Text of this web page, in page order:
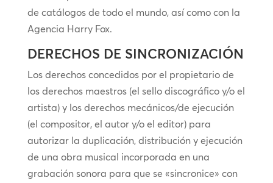
de catálogos de todo el mundo, así como con la
Agencia Harry Fox.
DERECHOS DE SINCRONIZACIÓN
Los derechos concedidos por el propietario de
los derechos maestros (el sello discográfico y/o el
artista) y los derechos mecánicos/de ejecución
(el compositor, el autor y/o el editor) para
autorizar la duplicación, distribución y ejecución
de una obra musical incorporada en una
grabación sonora para que se «sincronice» con